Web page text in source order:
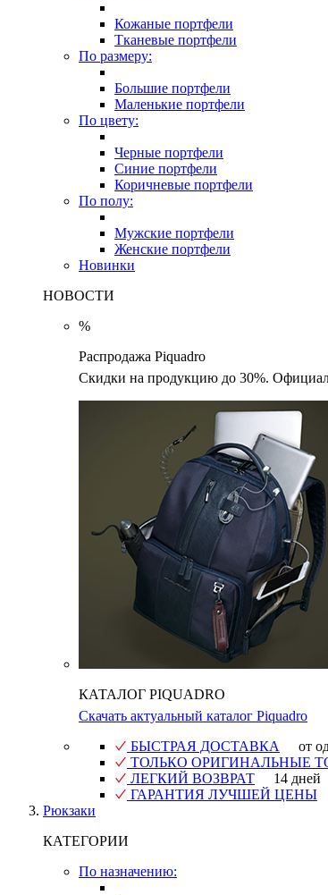
Кожаные портфели
Тканевые портфели
По размеру:
Большие портфели
Маленькие портфели
По цвету:
Черные портфели
Синие портфели
Коричневые портфели
По полу:
Мужские портфели
Женские портфели
Новинки
НОВОСТИ
%
Распродажа Piquadro
Скидки на продукцию до 30%.
КАТАЛОГ PIQUADRO
Скачать актуальный каталог Piquadro
БЫСТРАЯ ДОСТАВКА
от
ТОЛЬКО ОРИГИНАЛЬНЫЕ
ЛЕГКИЙ ВОЗВРАТ
14 дней
ГАРАНТИЯ ЛУЧШЕЙ ЦЕНЫ
Рюкзаки
КАТЕГОРИИ
По назначению: